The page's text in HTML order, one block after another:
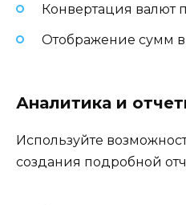
Конвертация валют
Отображение сумм
Аналитика и
Используйте
создания подробной